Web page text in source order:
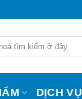
DỊCH VỤ